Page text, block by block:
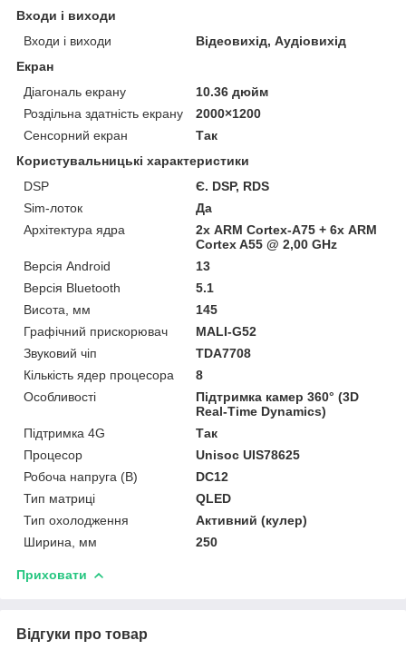
Входи і виходи
Входи і виходи
Відеовихід, Аудіовихід
Екран
Діагональ екрану
10.36 дюйм
Роздільна здатність екрану
2000×1200
Сенсорний екран
Так
Користувальницькі характеристики
DSP
Є. DSP, RDS
Sim-лоток
Да
Архітектура ядра
2х ARM Cortex-A75 + 6х ARM
Cortex A55 @ 2,00 GHz
Версія Android
13
Версія Bluetooth
5.1
Висота, мм
145
Графічний прискорювач
MALI-G52
Звуковий чіп
TDA7708
Кількість ядер процесора
8
Особливості
Підтримка камер 360° (3D
Real-Time Dynamics)
Підтримка 4G
Так
Процесор
Unisoc UIS78625
Робоча напруга (В)
DC12
Тип матриці
QLED
Тип охолодження
Активний (кулер)
Ширина, мм
250
Приховати
Відгуки про товар